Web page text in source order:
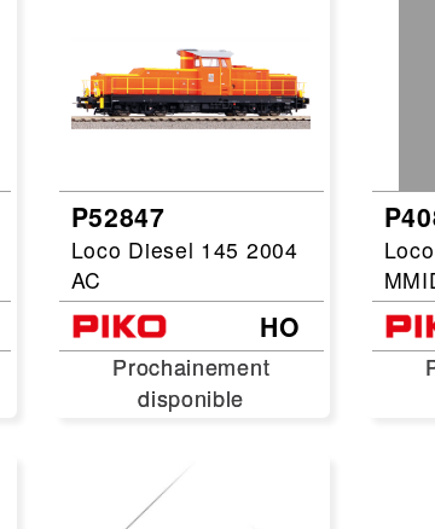
P52847
Loco Diesel 145 2004
AC
HO
Prochainement
disponible
Prochainement
disponible